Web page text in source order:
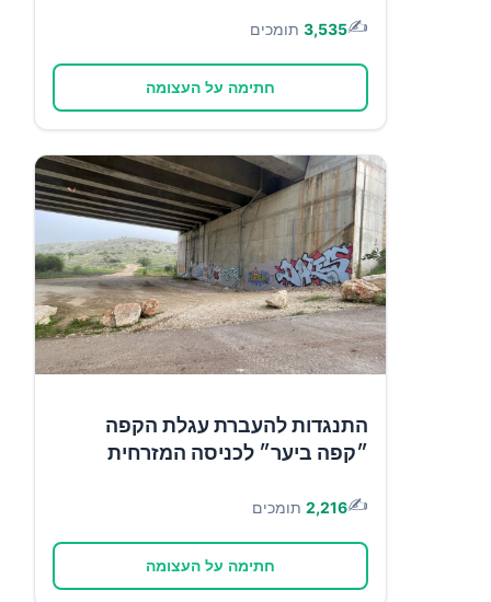
✍️
3,535 תומכים
חתימה על העצומה
התנגדות להעברת עגלת הקפה
״קפה ביער״ לכניסה המזרחית
✍️
2,216 תומכים
חתימה על העצומה